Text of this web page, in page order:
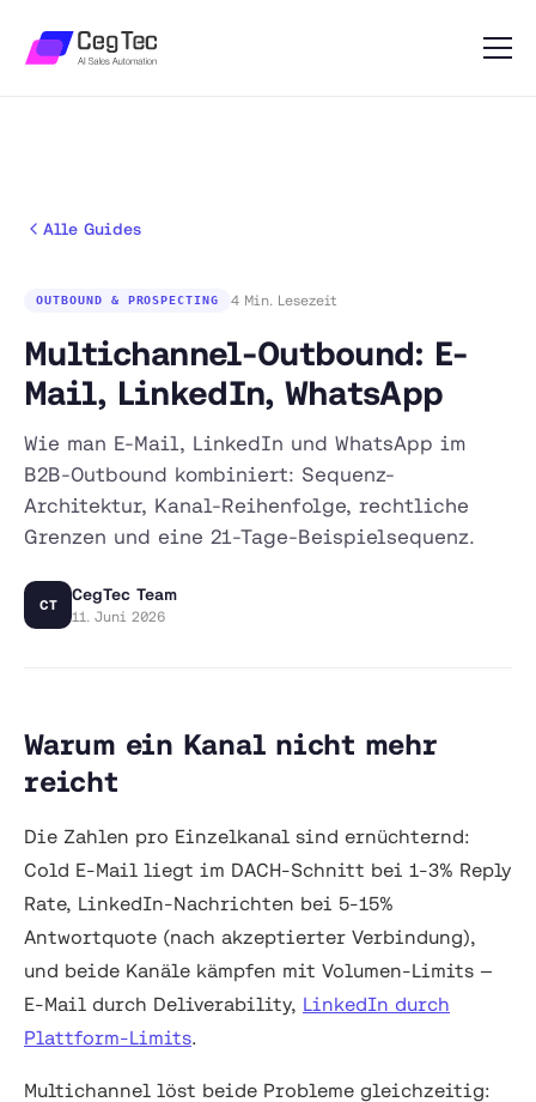
Alle Guides
OUTBOUND & PROSPECTING 4 Min. Lesezeit
Multichannel-Outbound: E-
Mail, LinkedIn, WhatsApp
Wie man E-Mail, LinkedIn und WhatsApp im
B2B-Outbound kombiniert: Sequenz-
Architektur, Kanal-Reihenfolge, rechtliche
Grenzen und eine 21-Tage-Beispielsequenz.
CT
CegTec Team
11. Juni 2026
Warum ein Kanal nicht mehr
reicht
Die Zahlen pro Einzelkanal sind ernüchternd:
Cold E-Mail liegt im DACH-Schnitt bei 1-3% Reply
Rate, LinkedIn-Nachrichten bei 5-15%
Antwortquote (nach akzeptierter Verbindung),
und beide Kanäle kämpfen mit Volumen-Limits —
E-Mail durch Deliverability, LinkedIn durch
Plattform-Limits.
Multichannel löst beide Probleme gleichzeitig: